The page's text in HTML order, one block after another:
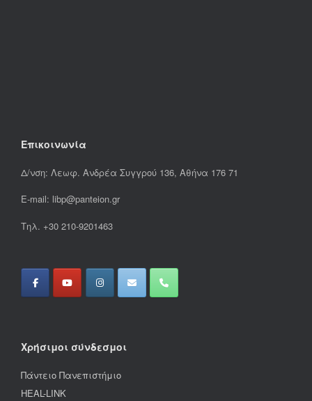
Επικοινωνία
Δ/νση: Λεωφ. Ανδρέα Συγγρού 136, Αθήνα 176 71
E-mail: libp@panteion.gr
Τηλ. +30 210-9201463
Χρήσιμοι σύνδεσμοι
Πάντειο Πανεπιστήμιο
HEAL-LINK